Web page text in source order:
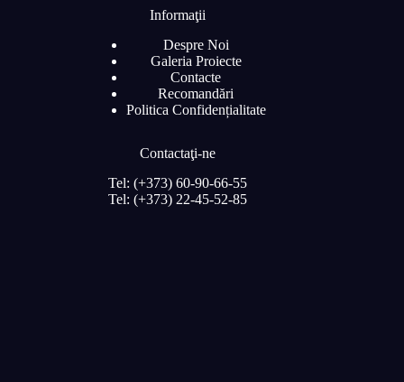
Informaţii
Despre Noi
Galeria Proiecte
Contacte
Recomandări
Politica Confidențialitate
Contactaţi-ne
Tel: (+373) 60-90-66-55
Tel: (+373) 22-45-52-85